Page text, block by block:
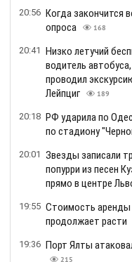
20:56 Когда закончится
опроса
168
20:41 Низко летучий
водитель
проводил
Лейпциг
189
20:18 РФ ударила по
по стадиону
20:01 Звезды записали
попурри из песен
прямо в центре
19:55 Стоимость аренды
продолжает расти
19:36 Порт Ялты